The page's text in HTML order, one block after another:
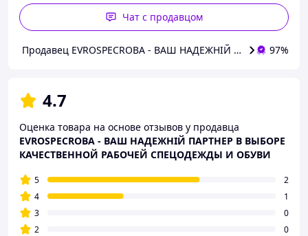
Чат с продавцом
Продавец EVROSPECROBA - ВАШ НАДЕЖНІЙ ПАРТНЕР
97%
4.7
Оценка товара на основе отзывов у продавца
EVROSPECROBA - ВАШ НАДЕЖНІЙ ПАРТНЕР В ВЫБОРЕ
КАЧЕСТВЕННОЙ РАБОЧЕЙ СПЕЦОДЕЖДЫ И ОБУВИ
5
2
4
1
3
0
2
0